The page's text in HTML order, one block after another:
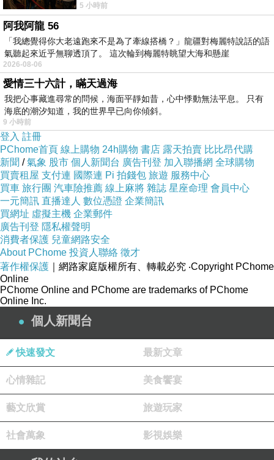
商品網址
http://www.momoshop.com.tw/goods/GoodsDet
ail.jsp?
i_code=2869889&memid=6000000188&cid=a
puad&oid=1&osm=league
出一種慈祥的微笑，然後問你是不是陪小
5 小時前
阿我阿龍 56
「我總覺得你大老遠跑來不是為了牽線搭橋？」龍疆對梅麗特說話的語
氣聽起來近乎無聊透頂了。 這次輪到梅麗特眺望大海和懸崖
2026-08-06
愛情三十六計，瞞天過海
我把心事藏進尋常的問候，海面平靜如昔，心中悸動無法平息。 只有
海底的潮汐知道，我的世界早已向你傾斜。
9 小時前
登入 註冊
PChome首頁 線上購物 24h購物 書店 露天拍賣 比比昂代購
新聞 /氣象 股市 個人新聞台 廣告刊登 加入聯播網 全球購物
買賣租屋 支付連 國際連 Pi 拍錢包 旅遊 服務中心
買車 旅行團 汽車險推薦 線上麻將 雜誌 星座命理 會員中心
一元簡訊 直播達人 數位憑證 企業簡訊
買網址 虛擬主機 企業郵件
廣告刊登 隱私權聲明
消費者保護 兒童網路安全
About PChome 投資人聯絡 徵才
著作權保護 ｜網路家庭版權所有、轉載必究 ‧Copyright PChome
Online
PChome Online and PChome are trademarks of PChome
Online Inc.
個人新聞台
快速發文 最新文章
心情雜記 美食饗宴
藝文欣賞 旅遊玩家
社會萬象 影視娛樂